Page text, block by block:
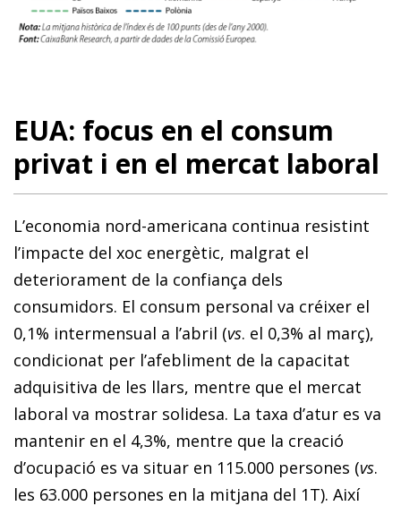
EUA: focus en el consum
privat i en el mercat laboral
L’economia nord-americana continua resistint
l’impacte del xoc energètic, malgrat el
deteriorament de la confiança dels
consumidors. El consum personal va créixer el
0,1% intermensual a l’abril (vs. el 0,3% al març),
condicionat per l’afebliment de la capacitat
adquisitiva de les llars, mentre que el mercat
laboral va mostrar solidesa. La taxa d’atur es va
mantenir en el 4,3%, mentre que la creació
d’ocupació es va situar en 115.000 persones (vs.
les 63.000 persones en la mitjana del 1T). Així